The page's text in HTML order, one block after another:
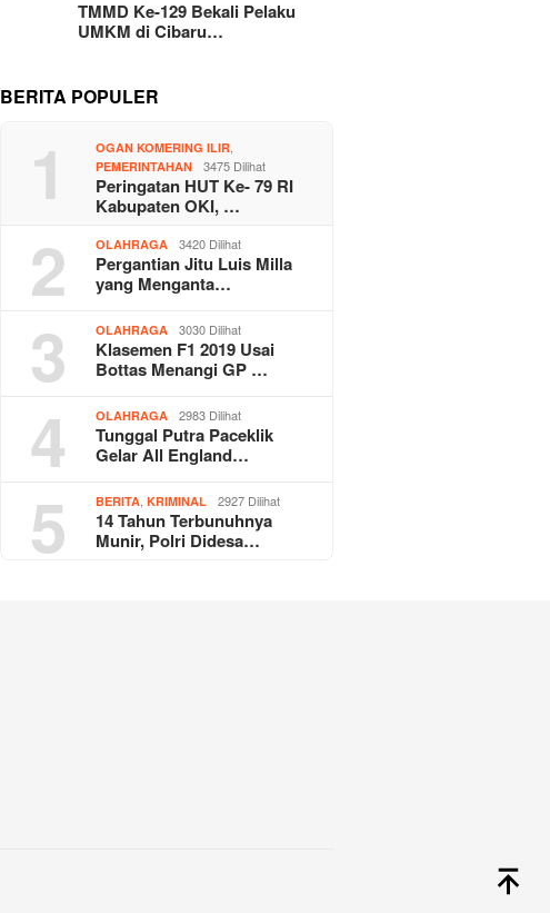
TMMD Ke-129 Bekali Pelaku
UMKM di Cibaru…
BERITA POPULER
1 OGAN KOMERING ILIR
PEMERINTAHAN 3475 Dilihat
Peringatan HUT Ke- 79 RI
Kabupaten OKI, …
2 OLAHRAGA 3420 Dilihat
Pergantian Jitu Luis Milla
yang Menganta…
3 OLAHRAGA 3030 Dilihat
Klasemen F1 2019 Usai
Bottas Menangi GP …
4 OLAHRAGA 2983 Dilihat
Tunggal Putra Paceklik
Gelar All England…
5 BERITA ,KRIMINAL 2927 Dilihat
14 Tahun Terbunuhnya
Munir, Polri Didesa…